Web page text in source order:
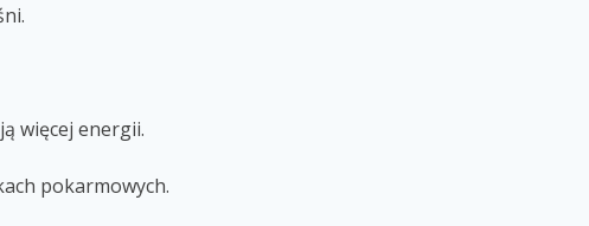
więcej energii.
pokarmowych.